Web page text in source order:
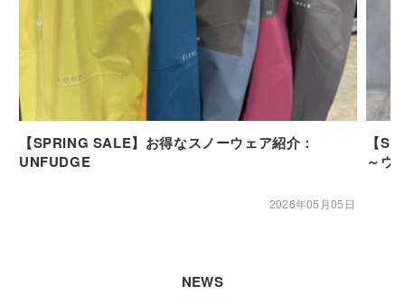
【SPRING SALE】お得なスノーウェア紹介：
UNFUDGE
2026年05月05日
【
～ウ
NEWS